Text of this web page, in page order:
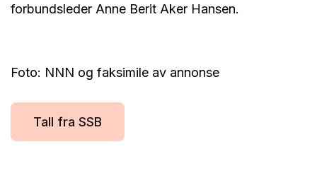
forbundsleder Anne Berit Aker Hansen.
Foto: NNN og faksimile av annonse
Tall fra SSB